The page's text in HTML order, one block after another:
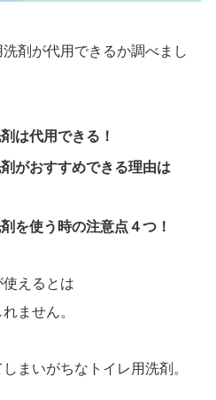
剤が代用できるか調べまし
は代用できる！
がおすすめできる理由は
を使う時の注意点４つ！
使えるとは
ません。
まいがちなトイレ用洗剤。